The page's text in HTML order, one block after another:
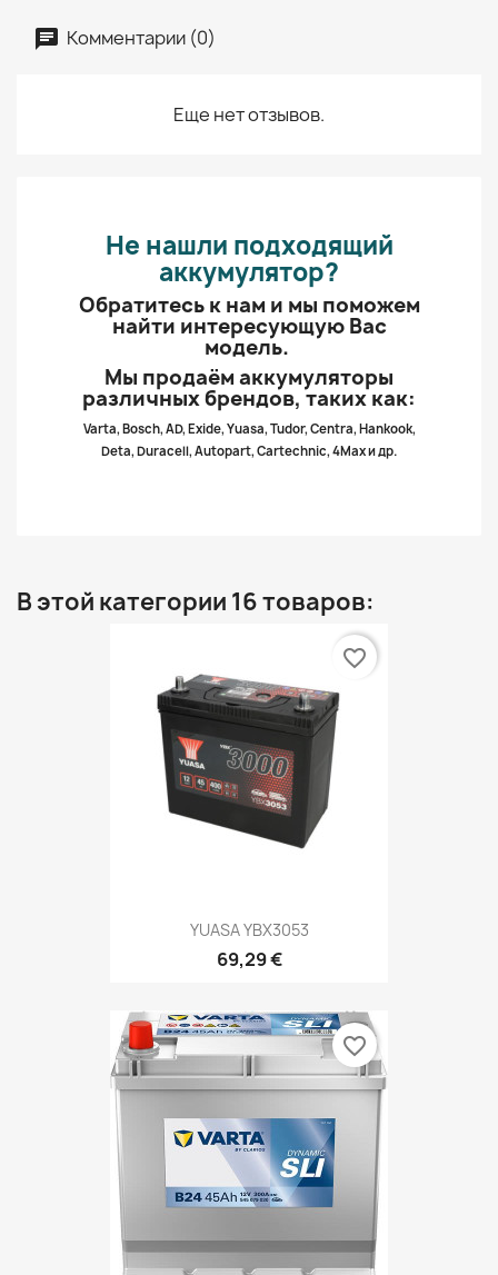
Комментарии (0)
Еще нет отзывов.
Не нашли подходящий
аккумулятор?
Обратитесь к нам и мы поможем
найти интересующую Вас
модель.
Мы продаём аккумуляторы
различных брендов, таких как:
Varta, Bosch, AD, Exide, Yuasa, Tudor, Centra, Hankook,
Deta, Duracell, Autopart, Cartechnic, 4Max и др.
В этой категории 16 товаров:
YUASA YBX3053
69,29 €
favorite_border
favorite_border